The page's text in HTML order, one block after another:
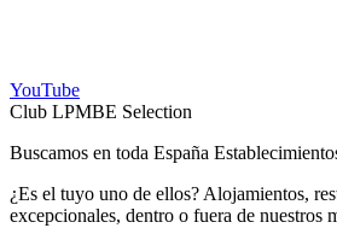
YouTube
Club LPMBE Selection
Buscamos en toda España
¿Es el tuyo uno de ellos? Alojamientos,
excepcionales, dentro o fuera de nuestros